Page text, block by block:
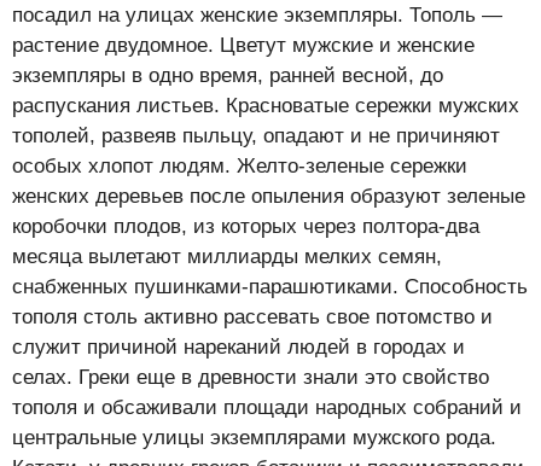
посадил на улицах женские экземпляры. Тополь —
растение двудомное. Цветут мужские и женские
экземпляры в одно время, ранней весной, до
распускания листьев. Красноватые сережки мужских
тополей, развеяв пыльцу, опадают и не причиняют
особых хлопот людям. Желто-зеленые сережки
женских деревьев после опыления образуют зеленые
коробочки плодов, из которых через полтора-два
месяца вылетают миллиарды мелких семян,
снабженных пушинками-парашютиками. Способность
тополя столь активно рассевать свое потомство и
служит причиной нареканий людей в городах и
селах. Греки еще в древности знали это свойство
тополя и обсаживали площади народных собраний и
центральные улицы экземплярами мужского рода.